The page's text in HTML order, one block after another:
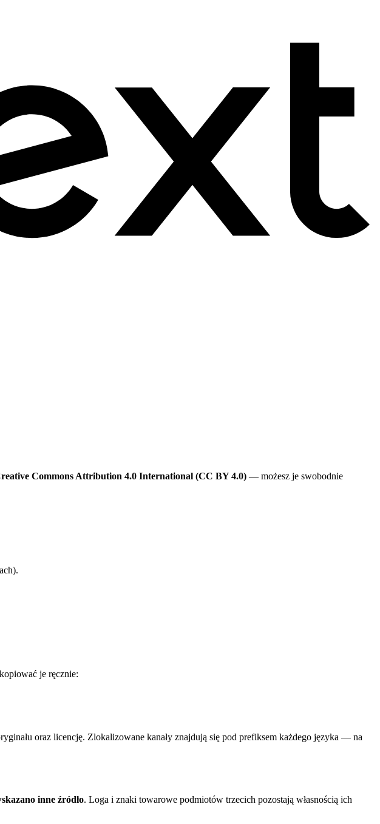
Commons Attribution 4.0 International (CC BY 4.0) — możesz je swobodnie
je ręcznie:
oraz licencję. Zlokalizowane kanały znajdują się pod prefiksem każdego języka — na
inne źródło. Loga i znaki towarowe podmiotów trzecich pozostają własnością ich